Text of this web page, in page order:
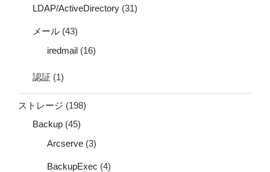
LDAP/ActiveDirectory (31)
メール (43)
iredmail (16)
認証 (1)
ストレージ (198)
Backup (45)
Arcserve (3)
BackupExec (4)